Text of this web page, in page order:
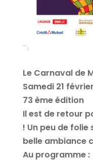
Le Carnaval de
Samedi 21
73 ème édition
Il est de retour
! Un peu de
belle ambiance
Au programme :